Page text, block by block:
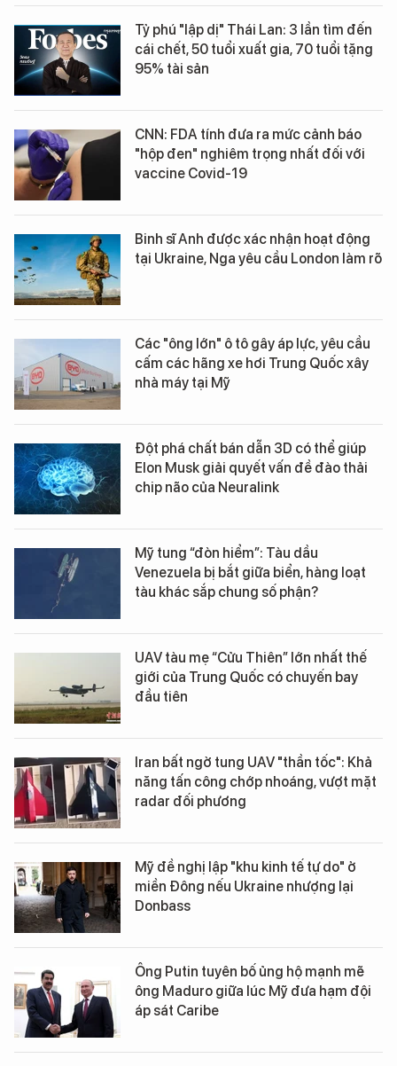
Tỷ phú "lập dị" Thái Lan: 3 lần tìm đến
cái chết, 50 tuổi xuất gia, 70 tuổi tặng
95% tài sản
CNN: FDA tính đưa ra mức cảnh báo
"hộp đen" nghiêm trọng nhất đối với
vaccine Covid-19
Binh sĩ Anh được xác nhận hoạt động
tại Ukraine, Nga yêu cầu London làm rõ
Các "ông lớn" ô tô gây áp lực, yêu cầu
cấm các hãng xe hơi Trung Quốc xây
nhà máy tại Mỹ
Đột phá chất bán dẫn 3D có thể giúp
Elon Musk giải quyết vấn đề đào thải
chip não của Neuralink
Mỹ tung “đòn hiểm”: Tàu dầu
Venezuela bị bắt giữa biển, hàng loạt
tàu khác sắp chung số phận?
UAV tàu mẹ “Cửu Thiên” lớn nhất thế
giới của Trung Quốc có chuyến bay
đầu tiên
Iran bất ngờ tung UAV "thần tốc": Khả
năng tấn công chớp nhoáng, vượt mặt
radar đối phương
Mỹ đề nghị lập "khu kinh tế tự do" ở
miền Đông nếu Ukraine nhượng lại
Donbass
Ông Putin tuyên bố ủng hộ mạnh mẽ
ông Maduro giữa lúc Mỹ đưa hạm đội
áp sát Caribe